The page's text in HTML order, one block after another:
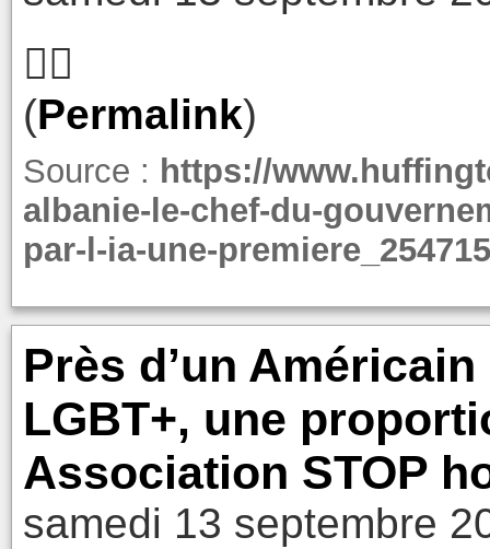
🤦‍♂️
(Permalink)
Source : https://
albanie-le-chef-du-
par-l-ia-une-
Près d’un
LGBT+, une
Association STOP
samedi 13 septembre